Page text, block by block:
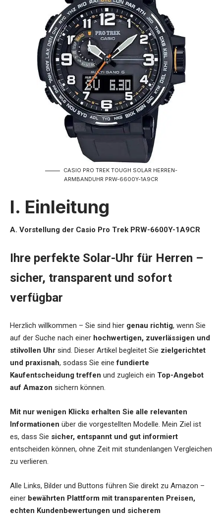
CASIO PRO TREK TOUGH SOLAR HERREN-
ARMBANDUHR PRW-6600Y-1A9CR
I. Einleitung
A. Vorstellung der Casio Pro Trek PRW-6600Y-1A9CR
Ihre perfekte Solar-Uhr für Herren –
sicher, transparent und sofort
verfügbar
Herzlich willkommen – Sie sind hier genau richtig, wenn Sie
auf der Suche nach einer hochwertigen, zuverlässigen und
stilvollen Uhr sind. Dieser Artikel begleitet Sie zielgerichtet
und praxisnah, sodass Sie einefundierte
Kaufentscheidung treffen und zugleich ein Top-Angebot
auf Amazon sichern können.
Mit nur wenigen Klicks erhalten Sie alle relevanten
Informationen über die vorgestellten Modelle. Mein Ziel ist
es, dass Sie sicher, entspannt und gut informiert
entscheiden können, ohne Zeit mit stundenlangen Vergleichen
zu verlieren.
Alle Links, Bilder und Buttons führen Sie direkt zu Amazon –
einer bewährten Plattform mit transparenten Preisen,
echten Kundenbewertungen und sicherem